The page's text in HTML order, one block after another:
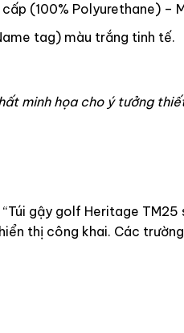
(100% Polyurethane) –
tag) màu trắng tinh tế.
minh họa cho ý tưởng
gậy golf Heritage
thị công khai. Các